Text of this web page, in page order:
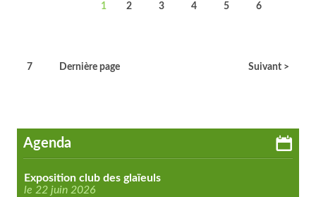
1 2 3 4 5 6
7 Suivant >
Dernière page
Agenda
Exposition club des glaïeuls
le 22 juin 2026